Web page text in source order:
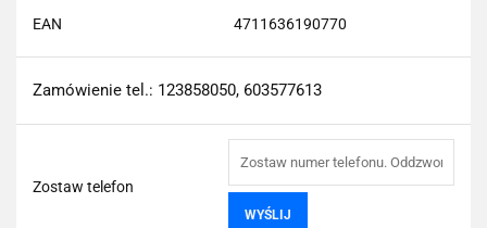
EAN 4711636190770
Zamówienie tel.: 123858050, 603577613
Zostaw telefon
WYŚLIJ